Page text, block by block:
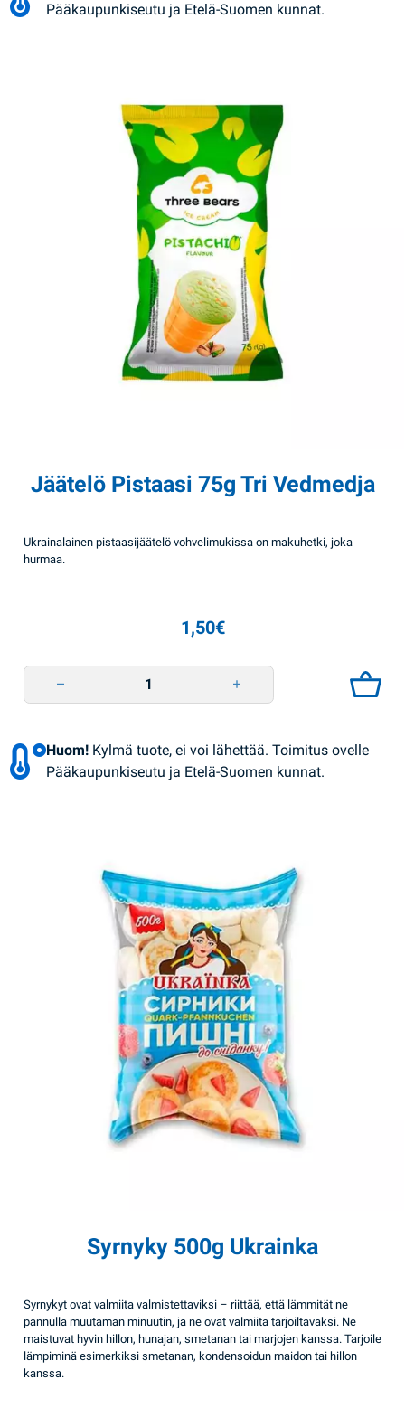
Pääkaupunkiseutu ja Etelä-Suomen kunnat.
Jäätelö Pistaasi 75g Tri Vedmedja
Ukrainalainen pistaasijäätelö vohvelimukissa on makuhetki, joka
hurmaa.
1,50€
Huom! Kylmä tuote, ei voi lähettää. Toimitus ovelle
Pääkaupunkiseutu ja Etelä-Suomen kunnat.
Syrnyky 500g Ukrainka
Syrnykyt ovat valmiita valmistettaviksi – riittää, että lämmität ne
pannulla muutaman minuutin, ja ne ovat valmiita tarjoiltavaksi. Ne
maistuvat hyvin hillon, hunajan, smetanan tai marjojen kanssa. Tarjoile
lämpiminä esimerkiksi smetanan, kondensoidun maidon tai hillon
kanssa.